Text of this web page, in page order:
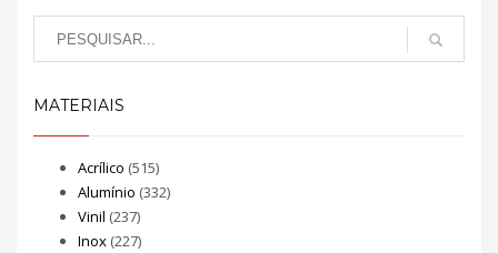
MATERIAIS
Acrílico (515)
Alumínio (332)
Vinil (237)
Inox (227)